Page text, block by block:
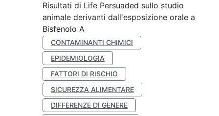
Risultati di Life Persuaded sullo studio
animale derivanti dall'esposizione orale a
Bisfenolo A
CONTAMINANTI CHIMICI
EPIDEMIOLOGIA
FATTORI DI RISCHIO
SICUREZZA ALIMENTARE
DIFFERENZE DI GENERE